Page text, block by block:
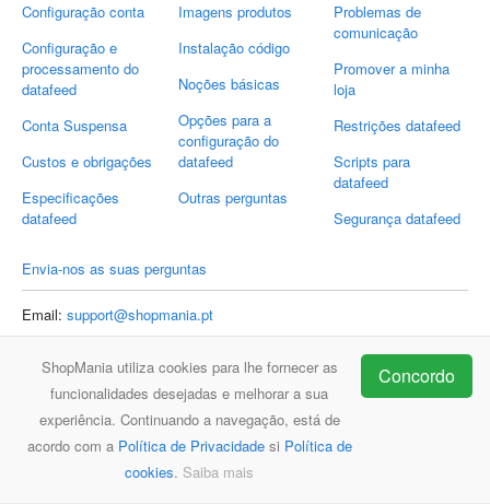
Configuração conta
Configuração e
processamento do
datafeed
Conta Suspensa
Custos e obrigações
Especificações
datafeed
Imagens produtos
Instalação código
Noções básicas
Opções para a
configuração do
datafeed
Outras perguntas
Problemas de
comunicação
Promover a minha
loja
Restrições datafeed
Scripts para
datafeed
Segurança datafeed
Envia-nos as suas perguntas
Email: support@shopmania.pt
ShopMania FAQ Contacto
ShopMania utiliza cookies para lhe fornecer as
funcionalidades desejadas e melhorar a sua
experiência. Continuando a navegação, está de
acordo com a Política de Privacidadesi Política de
cookies. Saiba mais
Concordo